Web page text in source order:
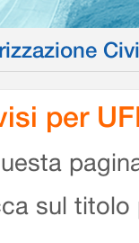
per
sul titolo